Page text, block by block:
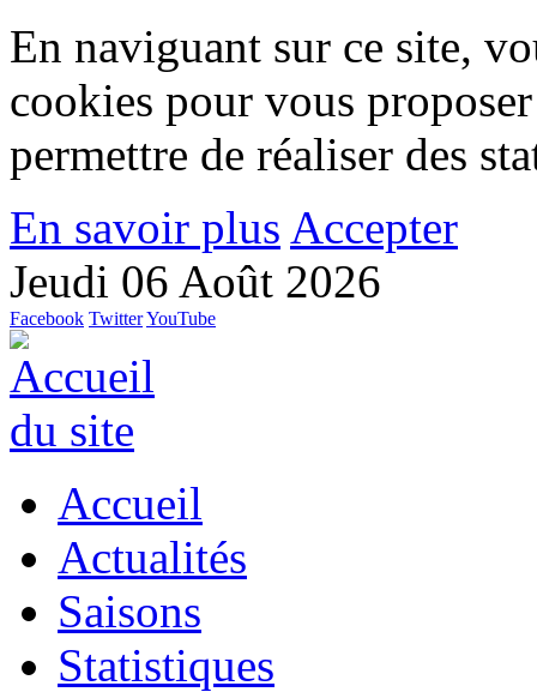
En naviguant sur ce site,
cookies pour vous
permettre de réaliser des
En savoir plus Accepter
Jeudi 06 Août 2026
Facebook TwitterYouTube
Accueil
Actualités
Saisons
Statistiques